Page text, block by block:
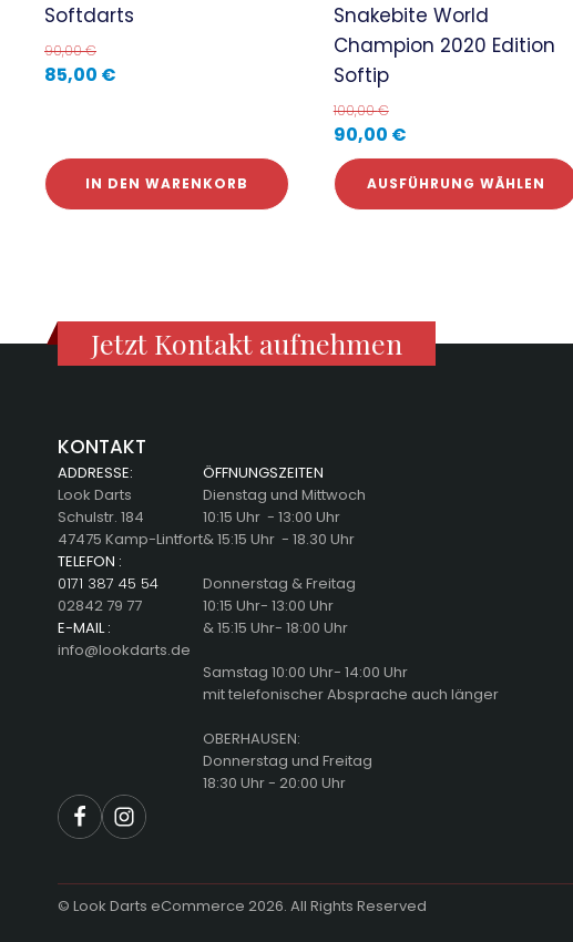
Softdarts
90,00€
85,00 €
IN DEN WARENKORB
Snakebite World
Champion 2020 Edition
Softip
100,00€
90,00 €
AUSFÜHRUNG WÄHLEN
Jetzt Kontakt aufnehmen
KONTAKT
ADDRESSE:
Look Darts
Schulstr. 184
47475 Kamp-Lintfort
TELEFON :
0171 387 45 54
02842 79 77
E-MAIL :
info@lookdarts.de
ÖFFNUNGSZEITEN
Dienstag und Mittwoch
10:15 Uhr - 13:00 Uhr
& 15:15 Uhr - 18.30 Uhr
Donnerstag & Freitag
10:15 Uhr- 13:00 Uhr
& 15:15 Uhr- 18:00 Uhr
Samstag 10:00 Uhr- 14:00 Uhr
mit telefonischer Absprache auch länger
OBERHAUSEN:
Donnerstag und Freitag
18:30 Uhr - 20:00 Uhr
© Look Darts eCommerce 2026. All Rights Reserved